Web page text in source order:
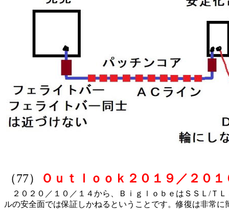
（77） Ｏｕｔｌｏｏｋ２０１９／２０
２０２０／１０／１４から、ＢｉｇｌｏｂｅはＳＳＬ/Ｔ
ルの安全面では保証しかねるということです。修復は非常